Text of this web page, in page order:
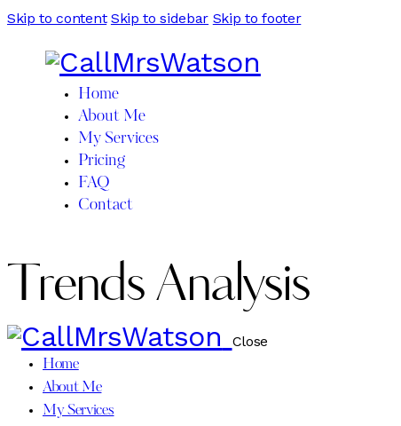
Skip to content Skip to sidebar Skip to footer
Home
About Me
My Services
Pricing
FAQ
Contact
Trends Analysis
Close
Home
About Me
My Services